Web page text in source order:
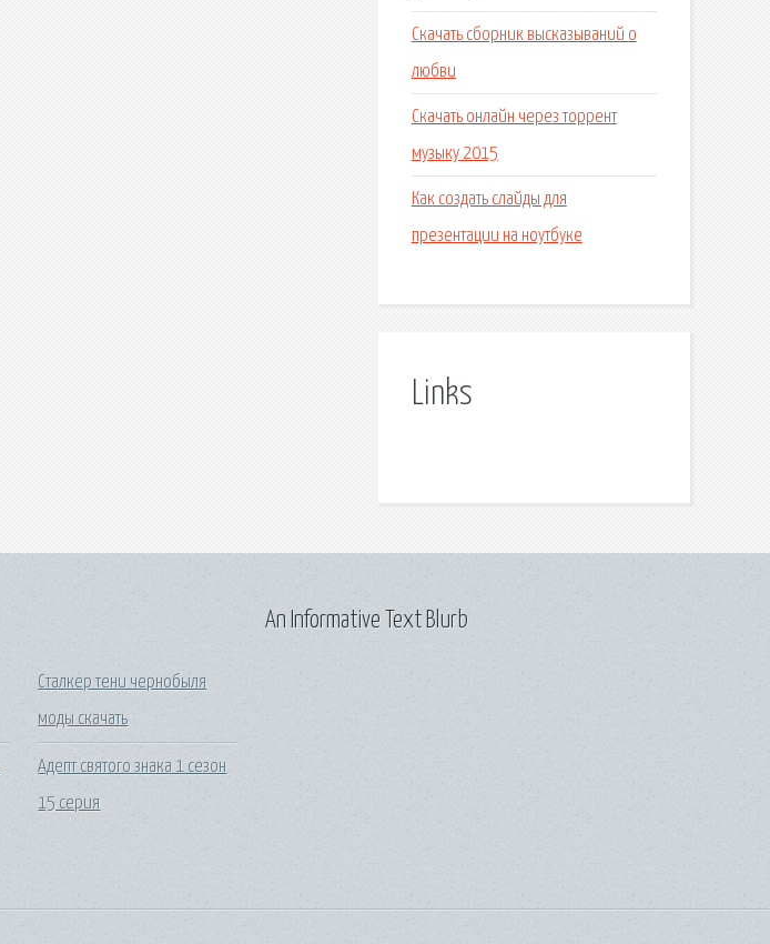
Скачать сборник высказываний о
любви
Скачать онлайн через торрент
музыку 2015
Как создать слайды для
презентации на ноутбуке
Links
Сталкер тени чернобыля
моды скачать
Адепт святого знака 1 сезон
15 серия
An Informative Text Blurb